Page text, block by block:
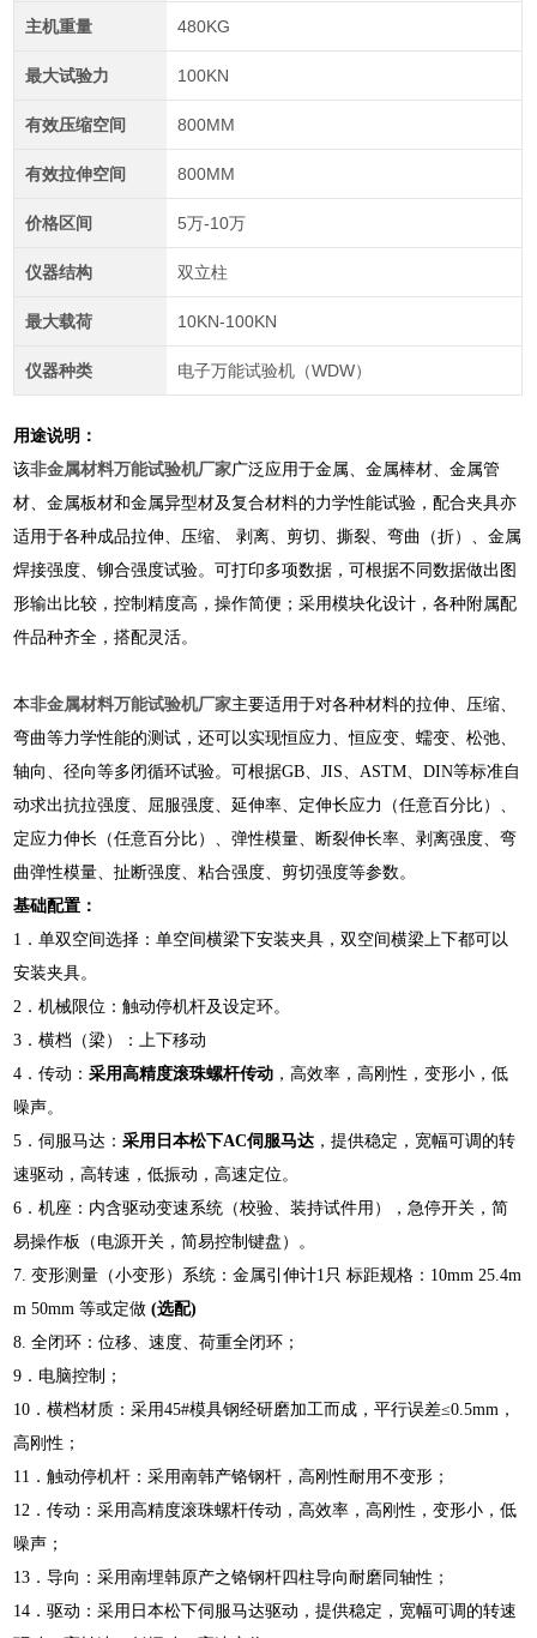
主机重量 480KG
最大试验力 100KN
有效压缩空间 800MM
有效拉伸空间 800MM
价格区间 5万-10万
仪器结构 双立柱
最大载荷 10KN-100KN
仪器种类 电子万能试验机（WDW）
用途说明：
该非金属材料万能试验机厂家广泛应用于金属、金属棒材、金属管
材、金属板材和金属异型材及复合材料的力学性能试验，配合夹具亦
适用于各种成品拉伸、压缩、 剥离、剪切、撕裂、弯曲（折）、金属
焊接强度、铆合强度试验。可打印多项数据，可根据不同数据做出图
形输出比较，控制精度高，操作简便；采用模块化设计，各种附属配
件品种齐全，搭配灵活。
本非金属材料万能试验机厂家主要适用于对各种材料的拉伸、压缩、
弯曲等力学性能的测试，还可以实现恒应力、恒应变、蠕变、松弛、
轴向、径向等多闭循环试验。可根据GB、JIS、ASTM、DIN等标准自
动求出抗拉强度、屈服强度、延伸率、定伸长应力（任意百分比）、
定应力伸长（任意百分比）、弹性模量、断裂伸长率、剥离强度、弯
曲弹性模量、扯断强度、粘合强度、剪切强度等参数。
基础配置：
1．单双空间选择：单空间横梁下安装夹具，双空间横梁上下都可以
安装夹具。
2．机械限位：触动停机杆及设定环。
3．横档（梁）：上下移动
4．传动：采用高精度滚珠螺杆传动 ，高效率，高刚性，变形小，低
噪声。
5．伺服马达：采用日本松下AC伺服马达 ，提供稳定，宽幅可调的转
速驱动，高转速，低振动，高速定位。
6．机座：内含驱动变速系统（校验、装持试件用），急停开关，简
易操作板（电源开关，简易控制键盘）。
7. 变形测量（小变形）系统：金属引伸计1只 标距规格：10mm 25.4m
m 50mm 等或定做 (选配)
8. 全闭环：位移、速度、荷重全闭环；
9．电脑控制；
10．横档材质：采用45#模具钢经研磨加工而成，平行误差≤0.5mm，
高刚性；
11．触动停机杆：采用南韩产铬钢杆，高刚性耐用不变形；
12．传动：采用高精度滚珠螺杆传动，高效率，高刚性，变形小，低
噪声；
13．导向：采用南埋韩原产之铬钢杆四柱导向耐磨同轴性；
14．驱动：采用日本松下伺服马达驱动，提供稳定，宽幅可调的转速